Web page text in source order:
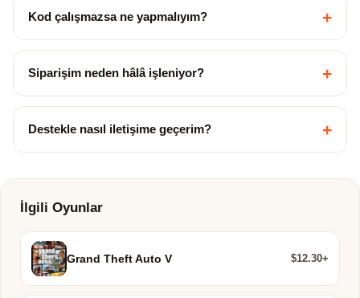
Kod çalışmazsa ne yapmalıyım? +
Siparişim neden hâlâ işleniyor? +
Destekle nasıl iletişime geçerim? +
İlgili Oyunlar
Grand Theft Auto V $12.30+